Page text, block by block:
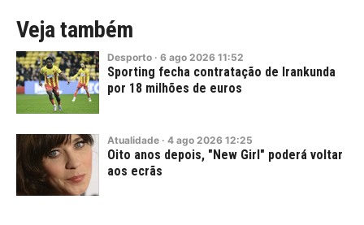
Veja também
Desporto · 6 ago 2026 11:52
Sporting fecha contratação de Irankunda
por 18 milhões de euros
Atualidade · 4 ago 2026 12:25
Oito anos depois, "New Girl" poderá voltar
aos ecrãs